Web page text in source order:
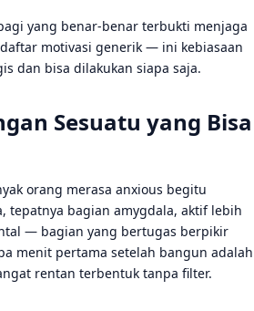
ini harus dilakukan setiap hari
pagi sangat terbatas karena
ini berlaku untuk orang yang
yang benar-benar terbukti menjaga
motivasi generik — ini kebiasaan
dan bisa dilakukan siapa saja.
Sesuatu yang Bisa
orang merasa anxious begitu
tepatnya bagian amygdala, aktif lebih
— bagian yang bertugas berpikir
menit pertama setelah bangun adalah
rentan terbentuk tanpa filter.